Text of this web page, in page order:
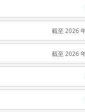
截至 2026
截至 2026